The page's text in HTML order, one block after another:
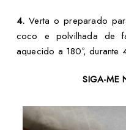
4. Verta o preparado
coco e polvilhada de
aquecido a 180º, durante
SIGA-ME